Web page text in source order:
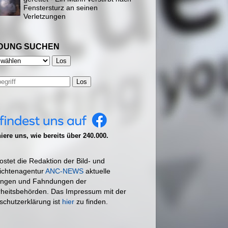
Fenstersturz an seinen
Verletzungen
SUCHEN
Los
uns, wie bereits über 240.000.
die Redaktion der Bild- und
ANC-NEWS aktuelle
und Fahndungen der
Das Impressum mit der
ist hier zu finden.